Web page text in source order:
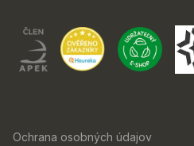
Ochrana osobných údajov